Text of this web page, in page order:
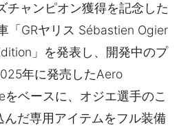
チャンピオン獲得を記念した
「GRヤリス Sébastien Ogier
」を発表し、開発中のプ
年に発売したAero
ベースに、オジエ選手のこ
だ専用アイテムをフル装備